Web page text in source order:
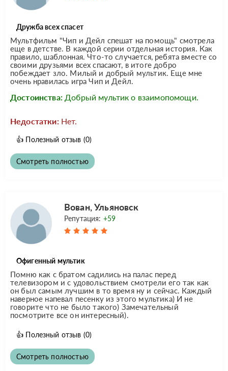
Дружба всех спасет
Мультфильм "Чип и Дейл спешат на помощь" смотрела
еще в детстве. В каждой серии отдельная история. Как
правило, шаблонная. Что-то случается, ребята вместе со
своими друзьями всех спасают, в итоге добро
побеждает зло. Милый и добрый мультик. Еще мне
очень нравилась игра Чип и Дейл.
Достоинства: Добрый мультик о взаимопомощи.
Недостатки: Нет.
👍 Полезный отзыв (0)
Смотреть полностью
Вован, Ульяновск
Репутация: +59
Офигенный мультик
Помню как с братом садились на палас перед
телевизором и с удовольствием смотрели его так как
он был самым лучшим в то время ну и сейчас. Каждый
наверное напевал песенку из этого мультика) И не
говорите что не было такого) Замечательный
посмотрите все он интересный).
👍 Полезный отзыв (0)
Смотреть полностью